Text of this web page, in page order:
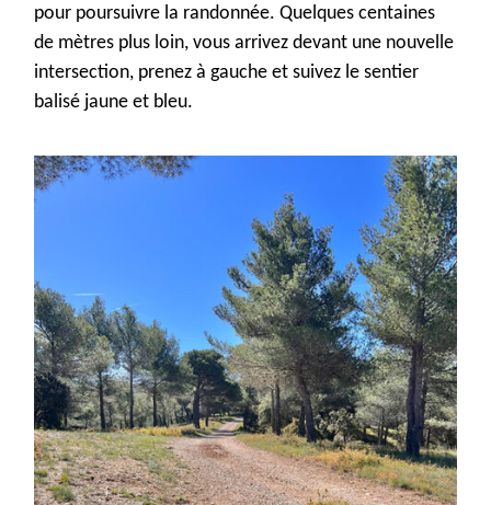
pour poursuivre la randonnée. Quelques centaines
de mètres plus loin, vous arrivez devant une nouvelle
intersection, prenez à gauche et suivez le sentier
balisé jaune et bleu.